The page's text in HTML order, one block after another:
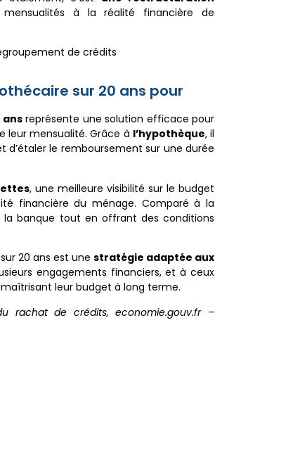
à la réalité financière de
de crédits
sur 20 ans pour
ansreprésente une solution efficace pour
leur mensualité. Grâce à l’hypothèque, il
le remboursement sur une durée
, une meilleure visibilité sur le budget
financière du ménage. Comparé à la
la banque tout en offrant des conditions
sur 20 ans est une stratégie adaptée aux
engagements financiers, et à ceux
leur budget à long terme.
rachat de crédits, economie.gouv.fr –